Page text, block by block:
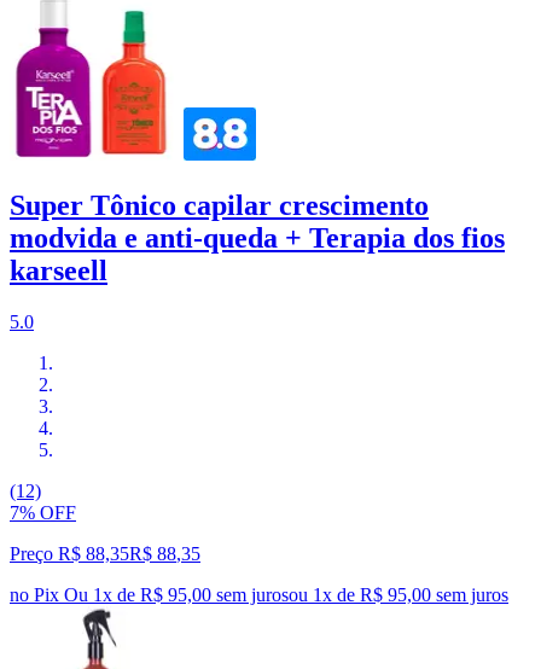
Super Tônico capilar crescimento
modvida e anti-queda + Terapia dos fios
karseell
5.0
(12)
7% OFF
Preço R$ 88,35R$ 88,35
no Pix Ou 1x de R$ 95,00 sem jurosou 1x de R$ 95,00 sem juros